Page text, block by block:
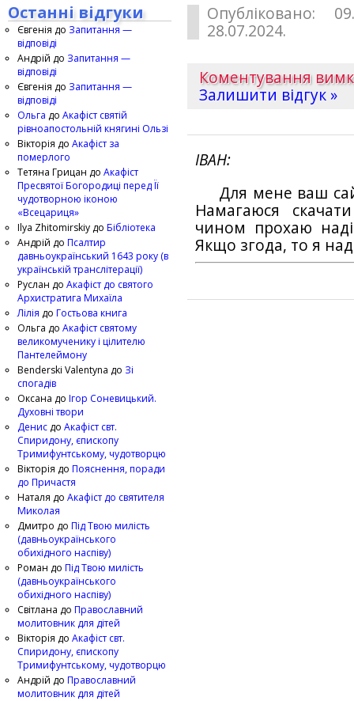
Опубліковано:
28.07.2024.
Коментування
Залишити відгук »
ІВАН
Для мене ваш
Намагаюся
чином прохаю
Якщо згода, то я
Останні відгуки
Євгенія до Запитання —
відповіді
Андрій до Запитання —
відповіді
Євгенія до Запитання —
відповіді
Ольга до Акафіст святій
рівноапостольній княгині Ользі
Вікторія до Акафіст за
померлого
Тетяна Грицан до Акафіст
Пресвятої Богородиці перед Її
чудотворною іконою
«Всецариця»
Ilya Zhitomirskiy до Бібліотека
Андрій до Псалтир
давньоукраїнський 1643 року (в
українській транслітерації)
Руслан до Акафіст до святого
Архистратига Михаїла
Лілія до Гостьова книга
Ольга до Акафіст святому
великомученику і цілителю
Пантелеймону
Benderski Valentyna до Зі
спогадів
Оксана до Ігор Соневицький.
Духовні твори
Денис до Акафіст свт.
Спиридону, єпископу
Тримифунтському, чудотворцю
Вікторія до Пояснення, поради
до Причастя
Наталя до Акафіст до святителя
Миколая
Дмитро до Під Твою милість
(давньоукраїнського
обихідного наспіву)
Роман до Під Твою милість
(давньоукраїнського
обихідного наспіву)
Світлана до Православний
молитовник для дітей
Вікторія до Акафіст свт.
Спиридону, єпископу
Тримифунтському, чудотворцю
Андрій до Православний
молитовник для дітей